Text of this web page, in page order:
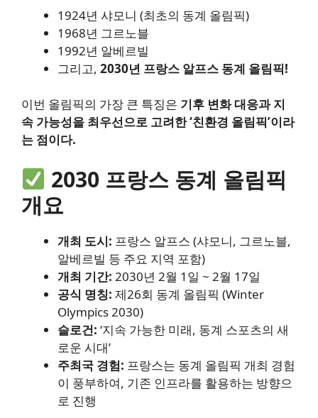
1924년 샤모니 (최초의 동계 올림픽)
1968년 그르노블
1992년 알베르빌
그리고, 2030년 프랑스 알프스 동계 올림픽!
이번 올림픽의 가장 큰 특징은 기후 변화 대응과 지
속 가능성을 최우선으로 고려한 ‘친환경 올림픽’이라
는 점이다.
2030 프랑스 동계 올림픽
개요
개최 도시: 프랑스 알프스 (샤모니, 그르노블,
알베르빌 등 주요 지역 포함)
개최 기간: 2030년 2월 1일 ~ 2월 17일
공식 명칭: 제26회 동계 올림픽 (Winter
Olympics 2030)
슬로건: ‘지속 가능한 미래, 동계 스포츠의 새
로운 시대’
주최국 경험: 프랑스는 동계 올림픽 개최 경험
이 풍부하여, 기존 인프라를 활용하는 방향으
로 진행